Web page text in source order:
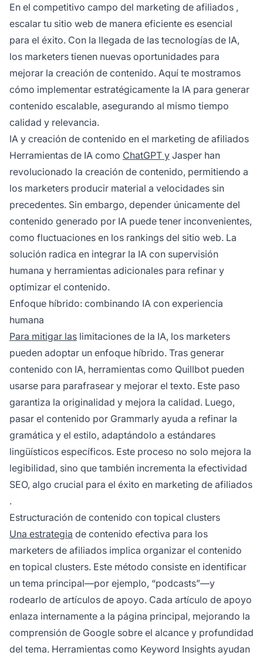
En el competitivo campo del marketing de afiliados ,
escalar tu sitio web de manera eficiente es esencial
para el éxito. Con la llegada de las tecnologías de IA,
los marketers tienen nuevas oportunidades para
mejorar la creación de contenido. Aquí te mostramos
cómo implementar estratégicamente la IA para generar
contenido escalable, asegurando al mismo tiempo
calidad y relevancia.
IA y creación de contenido en el marketing de afiliados
Herramientas de IA como ChatGPT y Jasper han
revolucionado la creación de contenido, permitiendo a
los marketers producir material a velocidades sin
precedentes. Sin embargo, depender únicamente del
contenido generado por IA puede tener inconvenientes,
como fluctuaciones en los rankings del sitio web. La
solución radica en integrar la IA con supervisión
humana y herramientas adicionales para refinar y
optimizar el contenido.
Enfoque híbrido: combinando IA con experiencia
humana
Para mitigar las limitaciones de la IA, los marketers
pueden adoptar un enfoque híbrido. Tras generar
contenido con IA, herramientas como Quillbot pueden
usarse para parafrasear y mejorar el texto. Este paso
garantiza la originalidad y mejora la calidad. Luego,
pasar el contenido por Grammarly ayuda a refinar la
gramática y el estilo, adaptándolo a estándares
lingüísticos específicos. Este proceso no solo mejora la
legibilidad, sino que también incrementa la efectividad
SEO, algo crucial para el éxito en marketing de afiliados
.
Estructuración de contenido con topical clusters
Una estrategia de contenido efectiva para los
marketers de afiliados implica organizar el contenido
en topical clusters. Este método consiste en identificar
un tema principal—por ejemplo, “podcasts”—y
rodearlo de artículos de apoyo. Cada artículo de apoyo
enlaza internamente a la página principal, mejorando la
comprensión de Google sobre el alcance y profundidad
del tema. Herramientas como Keyword Insights ayudan